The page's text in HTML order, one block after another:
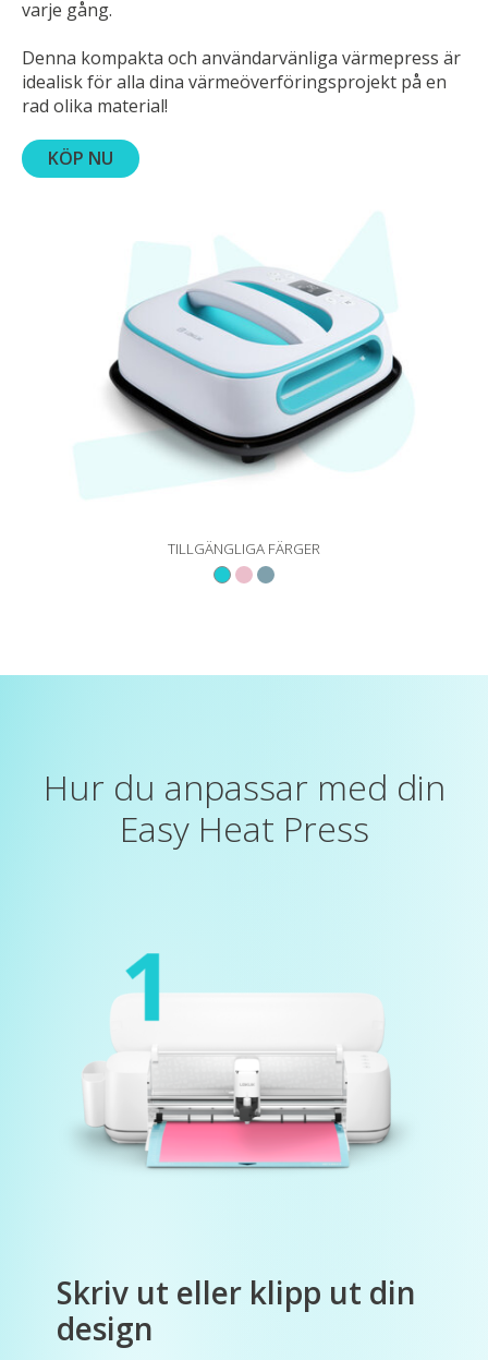
varje gång.
Denna kompakta och användarvänliga värmepress är
idealisk för alla dina värmeöverföringsprojekt på en
rad olika material!
KÖP NU
TILLGÄNGLIGA FÄRGER
Hur du anpassar med din
Easy Heat Press
Skriv ut eller klipp ut din
design